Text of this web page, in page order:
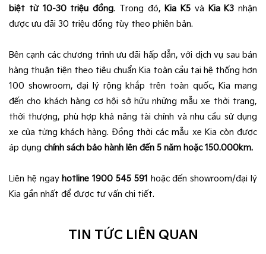
biệt từ 10-30 triệu đồng. Trong đó, Kia K5 và Kia K3 nhận
được ưu đãi 30 triệu đồng tùy theo phiên bản.
Bên cạnh các chương trình ưu đãi hấp dẫn, với dịch vụ sau bán
hàng thuận tiện theo tiêu chuẩn Kia toàn cầu tại hệ thống hơn
100 showroom, đại lý rộng khắp trên toàn quốc, Kia mang
đến cho khách hàng cơ hội sở hữu những mẫu xe thời trang,
thời thượng, phù hợp khả năng tài chính và nhu cầu sử dụng
xe của từng khách hàng. Đồng thời các mẫu xe Kia còn được
áp dụng chính sách bảo hành lên đến 5 năm hoặc 150.000km.
Liên hệ ngayhotline 1900 545 591 hoặc đến showroom/đại lý
Kia gần nhất để được tư vấn chi tiết.
TIN TỨC LIÊN QUAN